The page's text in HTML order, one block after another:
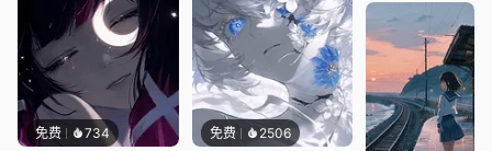
免费 734 免费 2506